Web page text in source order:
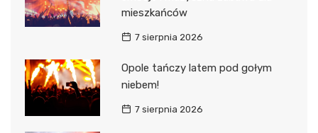
mieszkańców
7 sierpnia 2026
Opole tańczy latem pod gołym
niebem!
7 sierpnia 2026